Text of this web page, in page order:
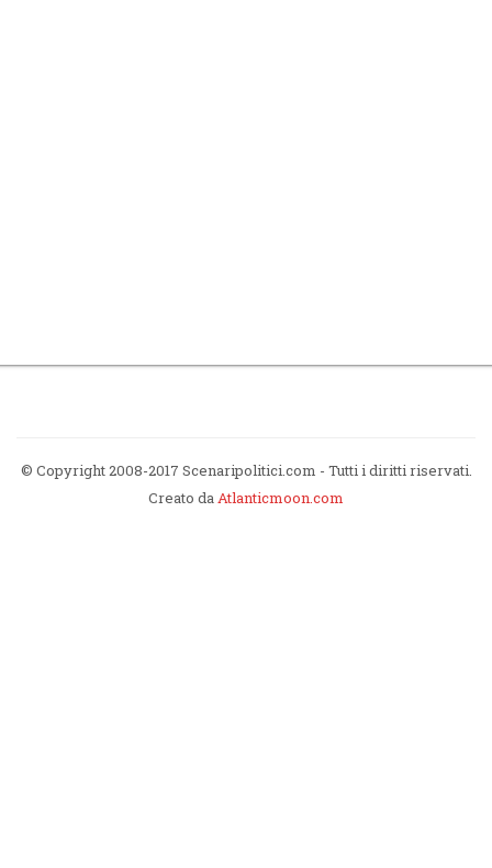
© Copyright 2008-2017 Scenaripolitici.com - Tutti i diritti riservati.
Creato daAtlanticmoon.com